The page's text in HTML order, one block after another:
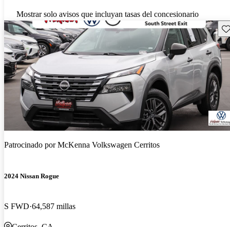
Mostrar solo avisos que incluyan tasas del concesionario
Patrocinado porMcKenna Volkswagen Cerritos
2024 Nissan Rogue
S FWD 64,587 millas